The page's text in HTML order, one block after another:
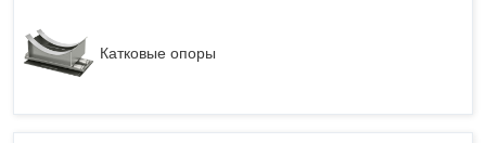
Катковые опоры